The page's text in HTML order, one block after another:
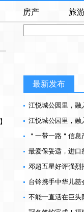
房产 旅
】
最新发布
江悦城公园里，融
造幸福社区，为美
江悦城公园里，融
造幸福社区，为美
＂一带一路＂信
将在上海举行 七大
最爱保妥适，进口
邓超五星好评强烈
南京展 ！
台铃携手中华儿
动！
不能一直活在巨头